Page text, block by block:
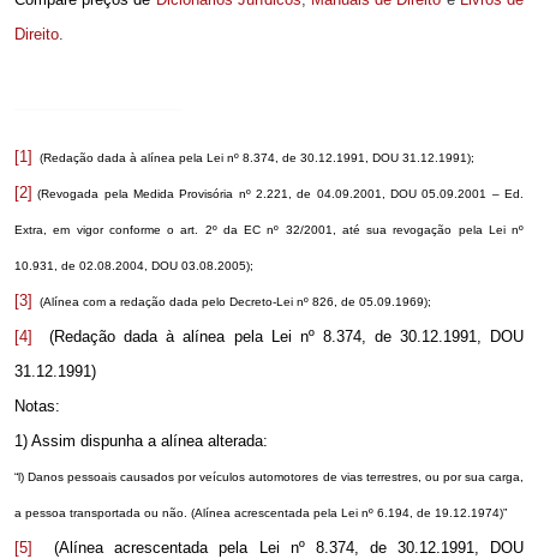
Direito.
[1] (Redação dada à alínea pela Lei nº 8.374, de 30.12.1991, DOU 31.12.1991);
[2] (Revogada pela Medida Provisória nº 2.221, de 04.09.2001, DOU 05.09.2001 – Ed.
Extra, em vigor conforme o art. 2º da EC nº 32/2001, até sua revogação pela Lei nº
10.931, de 02.08.2004, DOU 03.08.2005);
[3] (Alínea com a redação dada pelo Decreto-Lei nº 826, de 05.09.1969);
[4]
(Redação dada à alínea pela Lei nº 8.374, de 30.12.1991, DOU
31.12.1991)
Notas:
1) Assim dispunha a alínea alterada:
“l) Danos pessoais causados por veículos automotores de vias terrestres, ou por sua carga,
a pessoa transportada ou não. (Alínea acrescentada pela Lei nº 6.194, de 19.12.1974)”
[5]
(Alínea acrescentada pela Lei nº 8.374, de 30.12.1991, DOU